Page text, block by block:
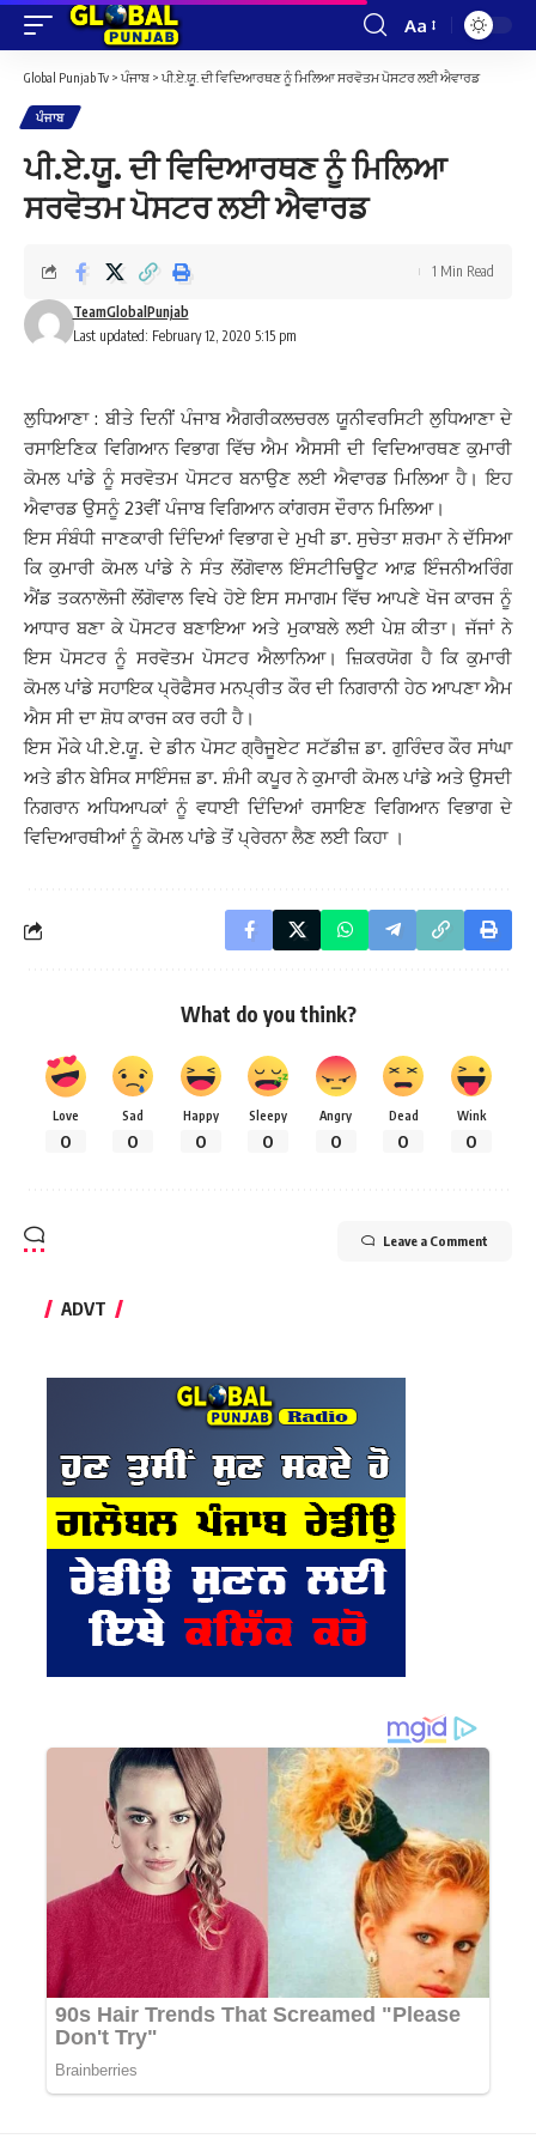
Font
Resizer
Aa
Global Punjab Tv > ਪੰਜਾਬ > ਪੀ.ਏ.ਯੂ. ਦੀ ਵਿਦਿਆਰਥਣ ਨੂੰ ਮਿਲਿਆ ਸਰਵੋਤਮ ਪੋਸਟਰ ਲਈ ਐਵਾਰਡ
ਪੰਜਾਬ
ਪੀ.ਏ.ਯੂ. ਦੀ ਵਿਦਿਆਰਥਣ ਨੂੰ ਮਿਲਿਆ
ਸਰਵੋਤਮ ਪੋਸਟਰ ਲਈ ਐਵਾਰਡ
Last updated: February 12, 2020 5:15 pm
TeamGlobalPunjab
1 Min Read
ਲੁਧਿਆਣਾ : ਬੀਤੇ ਦਿਨੀਂ ਪੰਜਾਬ ਐਗਰੀਕਲਚਰਲ ਯੂਨੀਵਰਸਿਟੀ ਲੁਧਿਆਣਾ ਦੇ
ਰਸਾਇਣਿਕ ਵਿਗਿਆਨ ਵਿਭਾਗ ਵਿੱਚ ਐਮ ਐਸਸੀ ਦੀ ਵਿਦਿਆਰਥਣ ਕੁਮਾਰੀ
ਕੋਮਲ ਪਾਂਡੇ ਨੂੰ ਸਰਵੋਤਮ ਪੋਸਟਰ ਬਨਾਉਣ ਲਈ ਐਵਾਰਡ ਮਿਲਿਆ ਹੈ। ਇਹ
ਐਵਾਰਡ ਉਸਨੂੰ 23ਵੀਂ ਪੰਜਾਬ ਵਿਗਿਆਨ ਕਾਂਗਰਸ ਦੌਰਾਨ ਮਿਲਿਆ।
ਇਸ ਸੰਬੰਧੀ ਜਾਣਕਾਰੀ ਦਿੰਦਿਆਂ ਵਿਭਾਗ ਦੇ ਮੁਖੀ ਡਾ. ਸੁਚੇਤਾ ਸ਼ਰਮਾ ਨੇ ਦੱਸਿਆ
ਕਿ ਕੁਮਾਰੀ ਕੋਮਲ ਪਾਂਡੇ ਨੇ ਸੰਤ ਲੋਂਗੋਵਾਲ ਇੰਸਟੀਚਿਊਟ ਆਫ਼ ਇੰਜਨੀਅਰਿੰਗ
ਐਂਡ ਤਕਨਾਲੋਜੀ ਲੋਂਗੋਵਾਲ ਵਿਖੇ ਹੋਏ ਇਸ ਸਮਾਗਮ ਵਿੱਚ ਆਪਣੇ ਖੋਜ ਕਾਰਜ ਨੂੰ
ਆਧਾਰ ਬਣਾ ਕੇ ਪੋਸਟਰ ਬਣਾਇਆ ਅਤੇ ਮੁਕਾਬਲੇ ਲਈ ਪੇਸ਼ ਕੀਤਾ। ਜੱਜਾਂ ਨੇ
ਇਸ ਪੋਸਟਰ ਨੂੰ ਸਰਵੋਤਮ ਪੋਸਟਰ ਐਲਾਨਿਆ। ਜ਼ਿਕਰਯੋਗ ਹੈ ਕਿ ਕੁਮਾਰੀ
ਕੋਮਲ ਪਾਂਡੇ ਸਹਾਇਕ ਪ੍ਰੋਫੈਸਰ ਮਨਪ੍ਰੀਤ ਕੌਰ ਦੀ ਨਿਗਰਾਨੀ ਹੇਠ ਆਪਣਾ ਐਮ
ਐਸ ਸੀ ਦਾ ਸ਼ੋਧ ਕਾਰਜ ਕਰ ਰਹੀ ਹੈ।
ਇਸ ਮੌਕੇ ਪੀ.ਏ.ਯੂ. ਦੇ ਡੀਨ ਪੋਸਟ ਗ੍ਰੈਜੂਏਟ ਸਟੱਡੀਜ਼ ਡਾ. ਗੁਰਿੰਦਰ ਕੌਰ ਸਾਂਘਾ
ਅਤੇ ਡੀਨ ਬੇਸਿਕ ਸਾਇੰਸਜ਼ ਡਾ. ਸ਼ੰਮੀ ਕਪੂਰ ਨੇ ਕੁਮਾਰੀ ਕੋਮਲ ਪਾਂਡੇ ਅਤੇ ਉਸਦੀ
ਨਿਗਰਾਨ ਅਧਿਆਪਕਾਂ ਨੂੰ ਵਧਾਈ ਦਿੰਦਿਆਂ ਰਸਾਇਣ ਵਿਗਿਆਨ ਵਿਭਾਗ ਦੇ
ਵਿਦਿਆਰਥੀਆਂ ਨੂੰ ਕੋਮਲ ਪਾਂਡੇ ਤੋਂ ਪ੍ਰੇਰਨਾ ਲੈਣ ਲਈ ਕਿਹਾ ।
What do you think?
Love
0
Sad
0
Happy
0
Sleepy
0
Angry
0
Dead
0
Wink
0
Leave a Comment
ADVT